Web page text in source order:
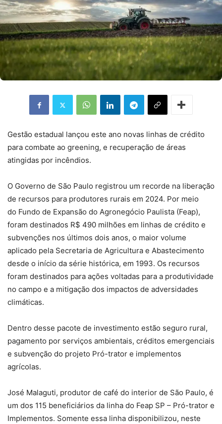
Gestão estadual lançou este ano novas linhas de crédito
para combate ao greening, e recuperação de áreas
atingidas por incêndios.
O Governo de São Paulo registrou um recorde na liberação
de recursos para produtores rurais em 2024. Por meio
do Fundo de Expansão do Agronegócio Paulista (Feap),
foram destinados R$ 490 milhões em linhas de crédito e
subvenções nos últimos dois anos, o maior volume
aplicado pela Secretaria de Agricultura e Abastecimento
desde o início da série histórica, em 1993. Os recursos
foram destinados para ações voltadas para a produtividade
no campo e a mitigação dos impactos de adversidades
climáticas.
Dentro desse pacote de investimento estão seguro rural,
pagamento por serviços ambientais, créditos emergenciais
e subvenção do projeto Pró-trator e implementos
agrícolas.
José Malaguti, produtor de café do interior de São Paulo, é
um dos 115 beneficiários da linha do Feap SP – Pró-trator e
Implementos. Somente essa linha disponibilizou, neste